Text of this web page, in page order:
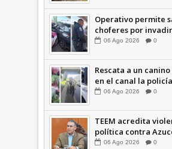
Operativo permite
choferes por
confinado: Ecatepec
06 Ago 2026 0
Rescata a un
en el canal la
Ecatepec
06 Ago 2026 0
TEEM acredita
política contra
confirma guerra
06 Ago 2026 0